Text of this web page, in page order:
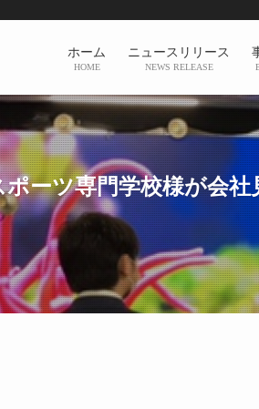
ホーム
HOME
ニュースリリース
NEWS RELEASE
ポーツ専門学校様が会